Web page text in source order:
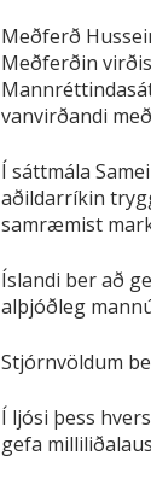
Meðferð
Meðferðin
vanvirðandi
Í sáttmála
aðildarríkin
samræmist
Íslandi ber að
alþjóðleg
Stjórnvöldum
Í ljósi þess
gefa